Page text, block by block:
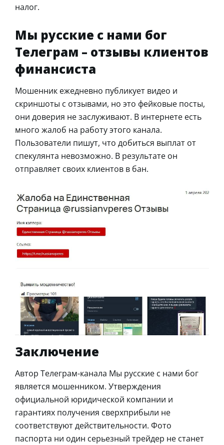
налог.
Мы русские с нами бог
Телеграм – отзывы клиентов
финансиста
Мошенник ежедневно публикует видео и
скриншоты с отзывами, но это фейковые посты,
они доверия не заслуживают. В интернете есть
много жалоб на работу этого канала.
Пользователи пишут, что добиться выплат от
спекулянта невозможно. В результате он
отправляет своих клиентов в бан.
Заключение
Автор Телеграм-канала Мы русские с нами бог
является мошенником. Утверждения
официальной юридической компании и
гарантиях получения сверхприбыли не
соответствуют действительности. Фото
паспорта ни один серьезный трейдер не станет